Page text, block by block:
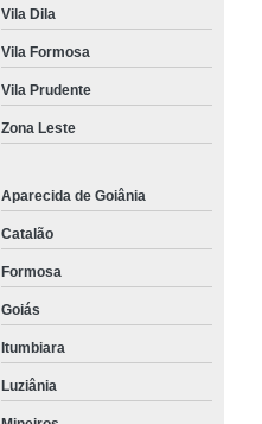
Vila Dila
Vila Formosa
Vila Prudente
Zona Leste
Aparecida de Goiânia
Catalão
Formosa
Goiás
Itumbiara
Luziânia